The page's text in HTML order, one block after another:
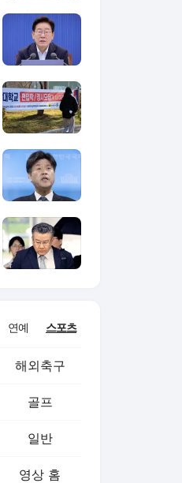
연예 스포츠
해외축구
골프
일반
영상 홈